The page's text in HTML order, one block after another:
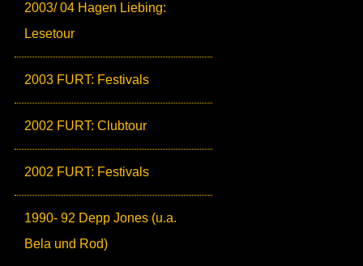
2003/ 04 Hagen Liebing:
Lesetour
2003 FURT: Festivals
2002 FURT: Clubtour
2002 FURT: Festivals
1990- 92 Depp Jones (u.a.
Bela und Rod)